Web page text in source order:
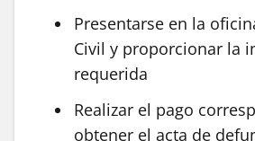
Presentarse en la
Civil y proporcionar la
requerida
Realizar el pago
obtener el acta de